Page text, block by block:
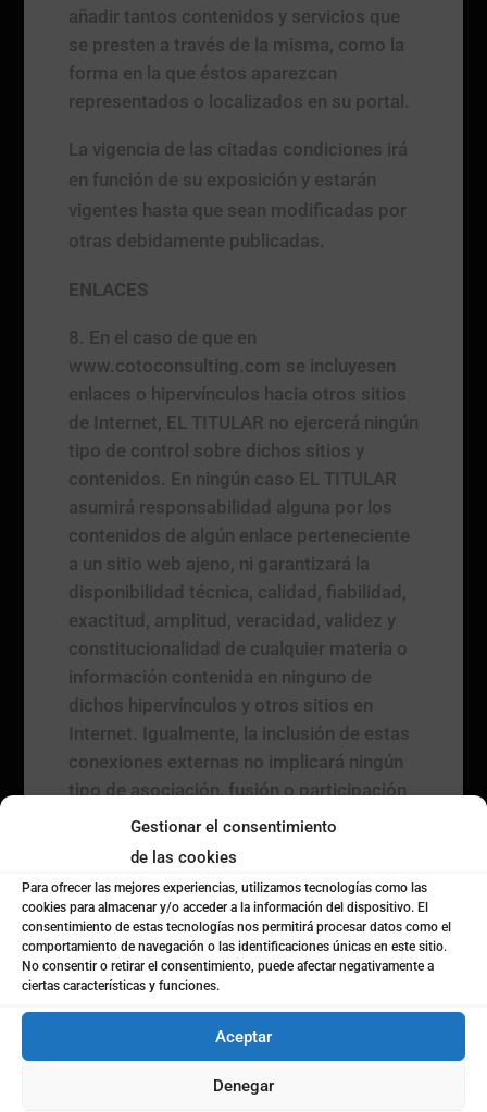
Gestionar el consentimiento
de las cookies
Para ofrecer las mejores experiencias, utilizamos tecnologías como las
cookies para almacenar y/o acceder a la información del dispositivo. El
consentimiento de estas tecnologías nos permitirá procesar datos como el
comportamiento de navegación o las identificaciones únicas en este sitio.
No consentir o retirar el consentimiento, puede afectar negativamente a
ciertas características y funciones.
Aceptar
Denegar
añadir tantos contenidos y servicios que
se presten a través de la misma, como la
forma en la que éstos aparezcan
representados o localizados en su portal.
La vigencia de las citadas condiciones irá
en función de su exposición y estarán
vigentes hasta que sean modificadas por
otras debidamente publicadas.
ENLACES
En el caso de que en
www.cotoconsulting.com se incluyesen
enlaces o hipervínculos hacia otros sitios
de Internet, EL TITULAR no ejercerá ningún
tipo de control sobre dichos sitios y
contenidos. En ningún caso EL TITULAR
asumirá responsabilidad alguna por los
contenidos de algún enlace perteneciente
a un sitio web ajeno, ni garantizará la
disponibilidad técnica, calidad, fiabilidad,
exactitud, amplitud, veracidad, validez y
constitucionalidad de cualquier materia o
información contenida en ninguno de
dichos hipervínculos y otros sitios en
Internet. Igualmente, la inclusión de estas
conexiones externas no implicará ningún
tipo de asociación, fusión o participación
con las entidades conectadas.
DERECHOS DE EXCLUSIÓN
EL TITULAR ser reserva el derecho a
denegar o retirar el acceso a portal y/o los
servicios ofrecidos sin necesidad de
advertencia previa, a instancia propia o de
un tercero, a aquellos usuarios que
incumplan el contenido de este aviso